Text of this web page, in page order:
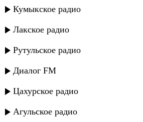
Кумыкское радио
Лакское радио
Рутульское радио
Диалог FM
Цахурское радио
Агульское радио
Dj Xenon - Лезгинка (house
Dj Xenon - Лезгинка (Electro
Марина Алиева - Прости
Эльдар Далгатов - Я люблю